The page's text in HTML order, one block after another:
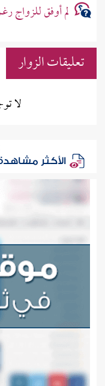
لم أوفق للزواج
تعليقات الزوار
لا
الأكثر